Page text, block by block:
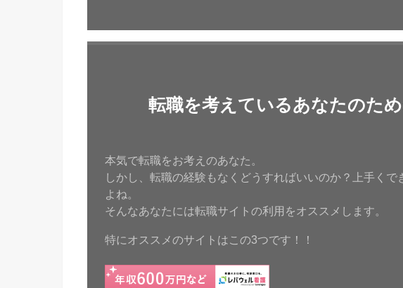
転職を考えているあなたのた
本気で転職をお考えのあなた。
しかし、転職の経験もなくどうすればいいのか？上手く
よね。
そんなあなたには転職サイトの利用をオススメします。
特にオススメのサイトはこの3つです！！